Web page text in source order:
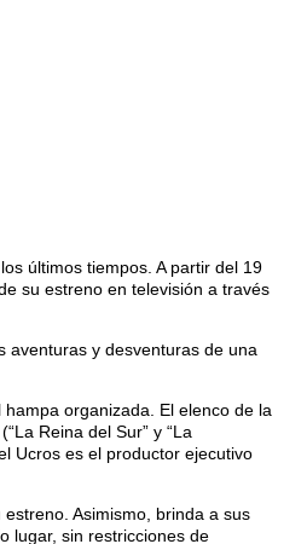
últimos tiempos. A partir del 19
su estreno en televisión a través
aventuras y desventuras de una
organizada. El elenco de la
Reina del Sur” y “La
Ucros es el productor ejecutivo
Asimismo, brinda a sus
lugar, sin restricciones de